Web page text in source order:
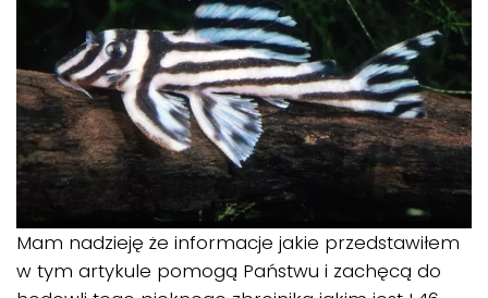
Mam nadzieję że informacje jakie przedstawiłem
w tym artykule pomogą Państwu i zachęcą do